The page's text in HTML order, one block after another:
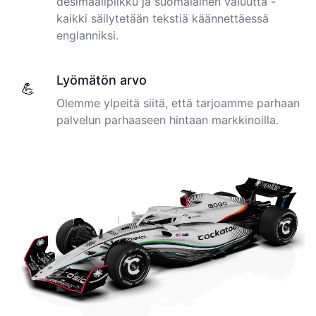
Cockatoo has made my life as a documentary video
Peter
🇺🇸 Los Angeles, United States
disabled, there is often a big pause in speaking my
thoughts. Cockatoo coped with those very well.
🇦🇺 NSW, Australia
software I used before, did quite well with different
accents in Turkish, and did the job quite fast, highly
recommended.
Fikret
🇳🇱 Netherlands
🇳🇿 Auckland, New Zealand
Your service and product truly is the best and best
value I have found after hours of searching
kaikki säilytetään tekstiä käännettäessä
englanniksi.
💪
Lyömätön arvo
Olemme ylpeitä siitä, että tarjoamme parhaan
palvelun parhaaseen hintaan markkinoilla.